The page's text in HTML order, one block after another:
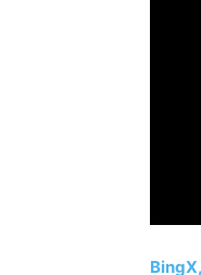
BingX,